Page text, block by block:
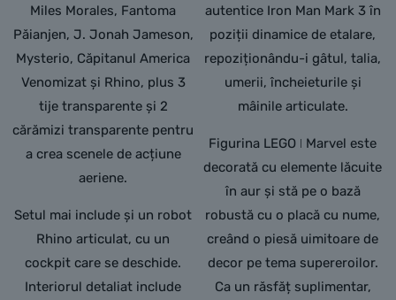
Miles Morales, Fantoma
Păianjen, J. Jonah Jameson,
Mysterio, Căpitanul America
Venomizat și Rhino, plus 3
tije transparente și 2
cărămizi transparente pentru
a crea scenele de acțiune
aeriene.
Setul mai include și un robot
Rhino articulat, cu un
cockpit care se deschide.
Interiorul detaliat include
autentice Iron Man Mark 3 în
poziții dinamice de etalare,
repoziționându-i gâtul, talia,
umerii, încheieturile și
mâinile articulate.
Figurina LEGO ǀ Marvel este
decorată cu elemente lăcuite
în aur și stă pe o bază
robustă cu o placă cu nume,
creând o piesă uimitoare de
decor pe tema supereroilor.
Ca un răsfăț suplimentar,